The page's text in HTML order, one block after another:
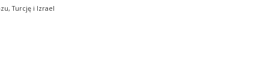
Turcję i Izrael